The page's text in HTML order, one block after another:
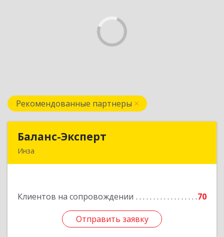
Рекомендованные партнеры
Баланс-Эксперт
Инза
Клиентов на сопровождении 70
Отправить заявку
Подробнее
Отправить заявку